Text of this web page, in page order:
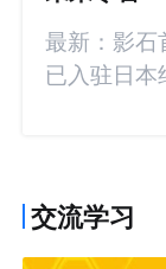
最新：影石
已入驻日
交流学习